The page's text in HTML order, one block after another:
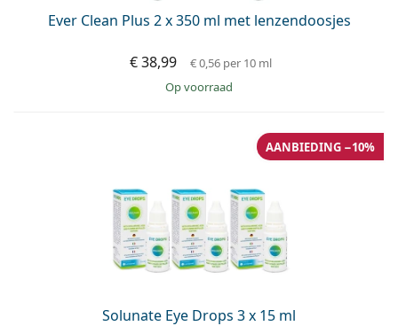
Ever Clean Plus 2 x 350 ml met lenzendoosjes
€ 38,99 € 0,56per 10 ml
op voorraad
Solunate Eye Drops 3 x 15 ml
AANBIEDING −10%